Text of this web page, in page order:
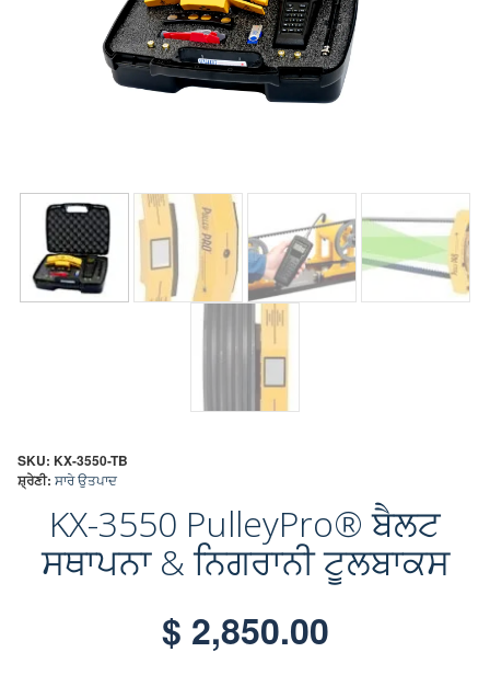
SKU: KX-3550-TB
ਸ਼੍ਰੇਣੀ: ਸਾਰੇ ਉਤਪਾਦ
KX-3550 PulleyPro® ਬੈਲਟ
ਸਥਾਪਨਾ & ਨਿਗਰਾਨੀ ਟੂਲਬਾਕਸ
$ 2,850.00